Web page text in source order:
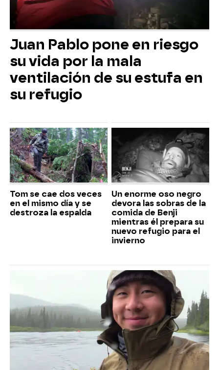
Juan Pablo pone en riesgo
su vida por la mala
ventilación de su estufa en
su refugio
Tom se cae dos veces
en el mismo día y se
destroza la espalda
Un enorme oso negro
devora las sobras de la
comida de Benji
mientras él prepara su
nuevo refugio para el
invierno